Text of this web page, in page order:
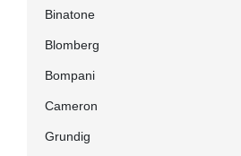
Binatone
Blomberg
Bompani
Cameron
Grundig